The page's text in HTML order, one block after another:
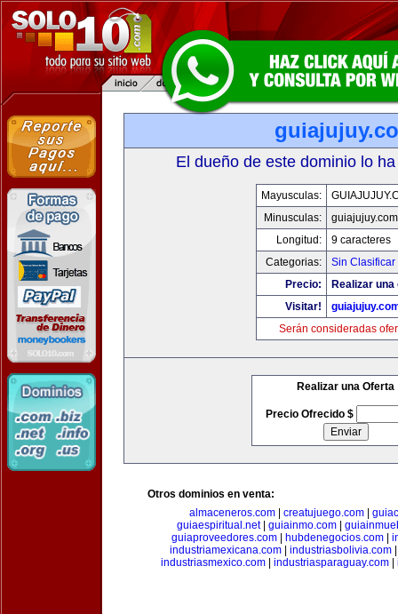
El dueño de este dominio lo
Mayusculas:
Minusculas:
guiajujuy.com
Longitud:
9 caracteres
Categorias:
Sin Clasificar
Precio:
Realizar
Visitar!
Serán consideradas
Realizar una Oferta
Precio Ofrecido $
Otros dominios en venta:
almaceneros.com
creatujuego.com
guiaespiritual.net| guiainmo.com
guiaproveedores.com
hubdenegocios.com
industriamexicana.com| industriasbolivia.com
industriasmexico.com
industriasparaguay.com